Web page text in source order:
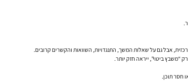
אבל גם על שאלות המשך, התנגדויות, השוואות והקשרים קרובים.
“משבץ ביטוי”, ייראה חזק יותר.